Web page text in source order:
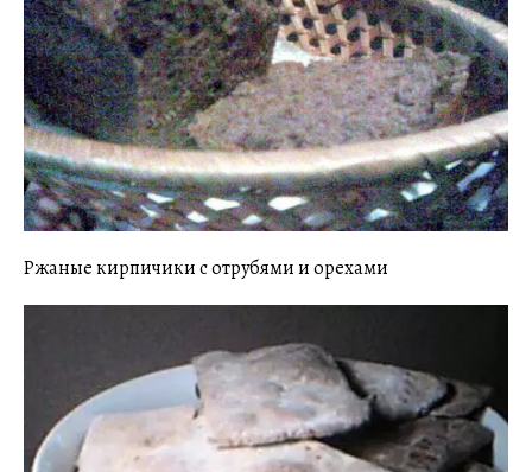
Ржаные кирпичики с отрубями и орехами